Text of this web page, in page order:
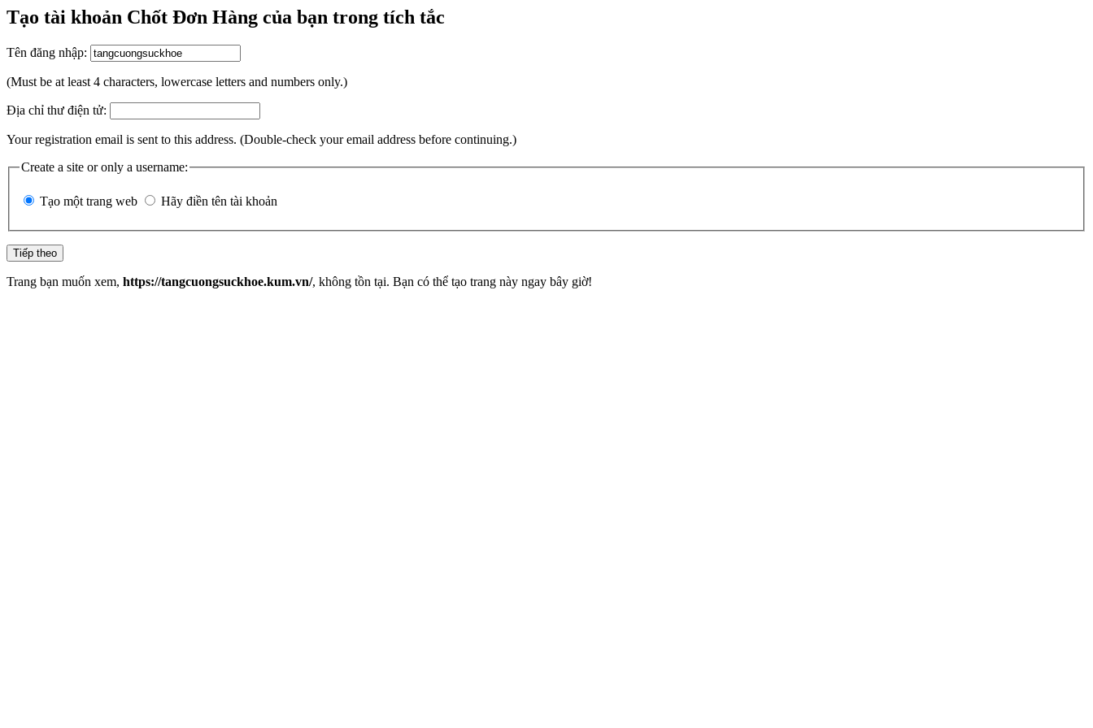
Tạo tài khoản Chốt Đơn Hàng của bạn trong tích tắc
Tên đăng nhập:
(Must be at least 4 characters, lowercase letters and numbers only.)
Địa chỉ thư điện tử:
Your registration email is sent to this address. (Double-check your email address before continuing.)
Create a site or only a username:
Tạo một trang web Hãy điền tên tài khoản
Trang bạn muốn xem, https://tangcuongsuckhoe.kum.vn/, không tồn tại. Bạn có thể tạo trang này ngay bây giờ!